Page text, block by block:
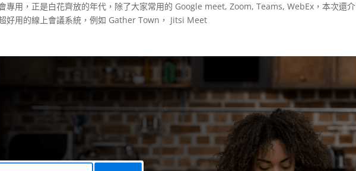
專用，正是白花齊放的年代，除了大家常用的 Google meet, Zoom, Teams, WebEx，本次還介
好用的線上會議系統，例如 Gather Town， Jitsi Meet